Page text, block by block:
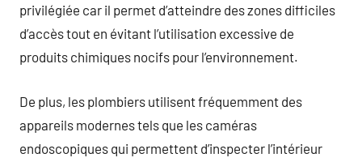
privilégiée car il permet d’atteindre des zones difficiles
d’accès tout en évitant l’utilisation excessive de
produits chimiques nocifs pour l’environnement.
De plus, les plombiers utilisent fréquemment des
appareils modernes tels que les caméras
endoscopiques qui permettent d’inspecter l’intérieur